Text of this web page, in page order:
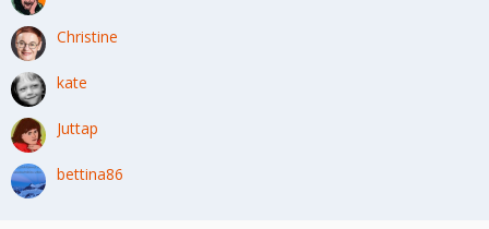
Christine
kate
Juttap
bettina86